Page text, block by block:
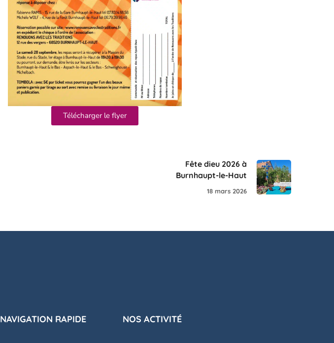
Télécharger le flyer
Fête dieu 2026 à
Burnhaupt-le-Haut
18 mars 2026
NAVIGATION RAPIDE NOS ACTIVITÉ